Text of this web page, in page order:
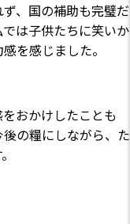
、国の補助も完璧だ
は子供たちに笑いか
を感じました。
おかけしたことも
の糧にしながら、た